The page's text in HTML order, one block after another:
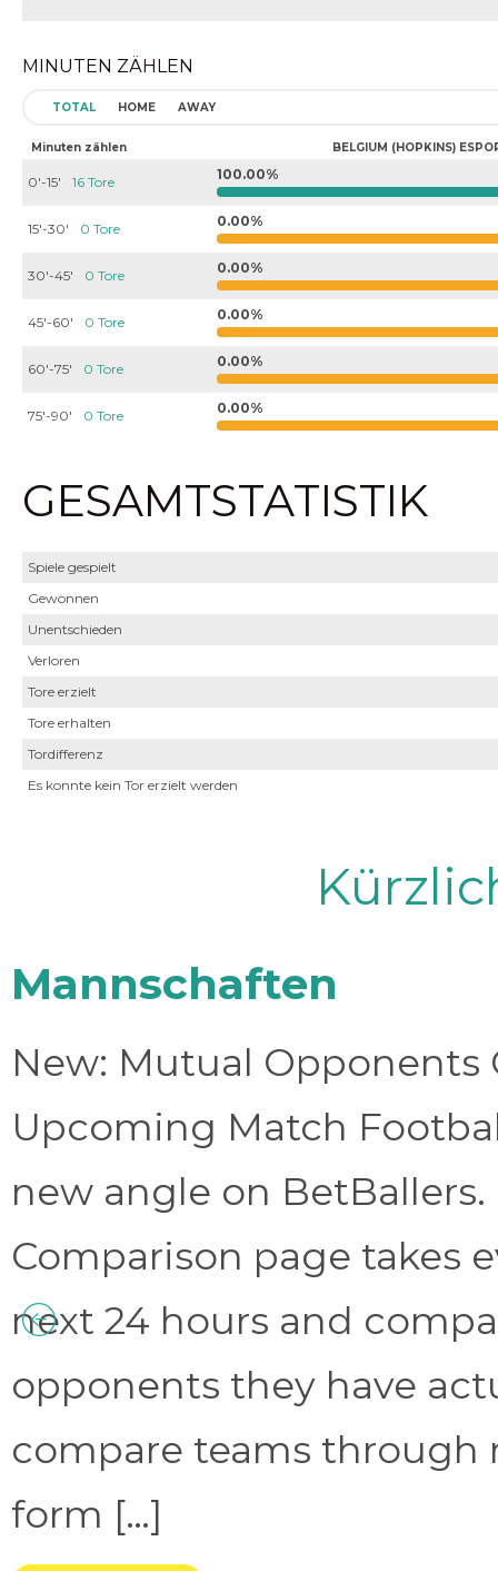
MINUTEN ZÄHLEN
TOTAL HOME AWAY
Minuten zählen BELGIUM (HOPKINS)
0'-15' 16 Tore 100.00%
15'-30' 0 Tore 0.00%
30'-45' 0 Tore 0.00%
45'-60' 0 Tore 0.00%
60'-75' 0 Tore 0.00%
75'-90' 0 Tore 0.00%
GESAMTSTATISTIK
Spiele gespielt
Gewonnen
Unentschieden
Verloren
Tore erzielt
Tore erhalten
Tordifferenz
Es konnte kein Tor erzielt werden
Mannschaften
New: Mutual Opponents
Upcoming Match
new angle on
Comparison page takes
next 24 hours and
opponents they have
compare teams through
form […]